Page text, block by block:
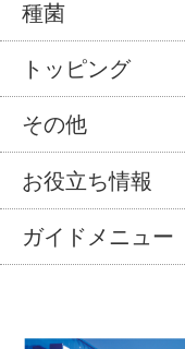
種菌
トッピング
その他
お役立ち情報
ガイドメニュー